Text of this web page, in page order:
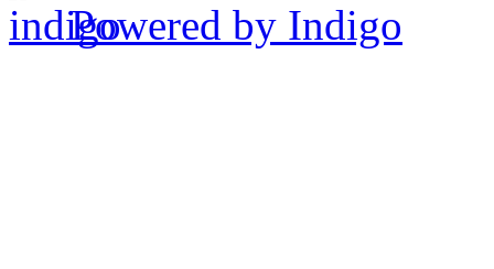
Powered by Indigo